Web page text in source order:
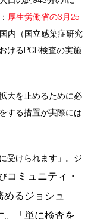
厚生労働省の3月25
内（国立感染症研究
けるPCR検査の実施
大を止めるために必
する措置が実際には
受けられます」。ジ
コミュニティ・
めるジョシュ
。「単に検査を